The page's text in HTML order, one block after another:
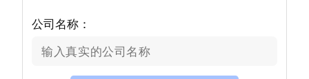
公司名称：